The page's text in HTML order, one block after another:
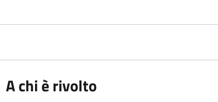
A chi è rivolto